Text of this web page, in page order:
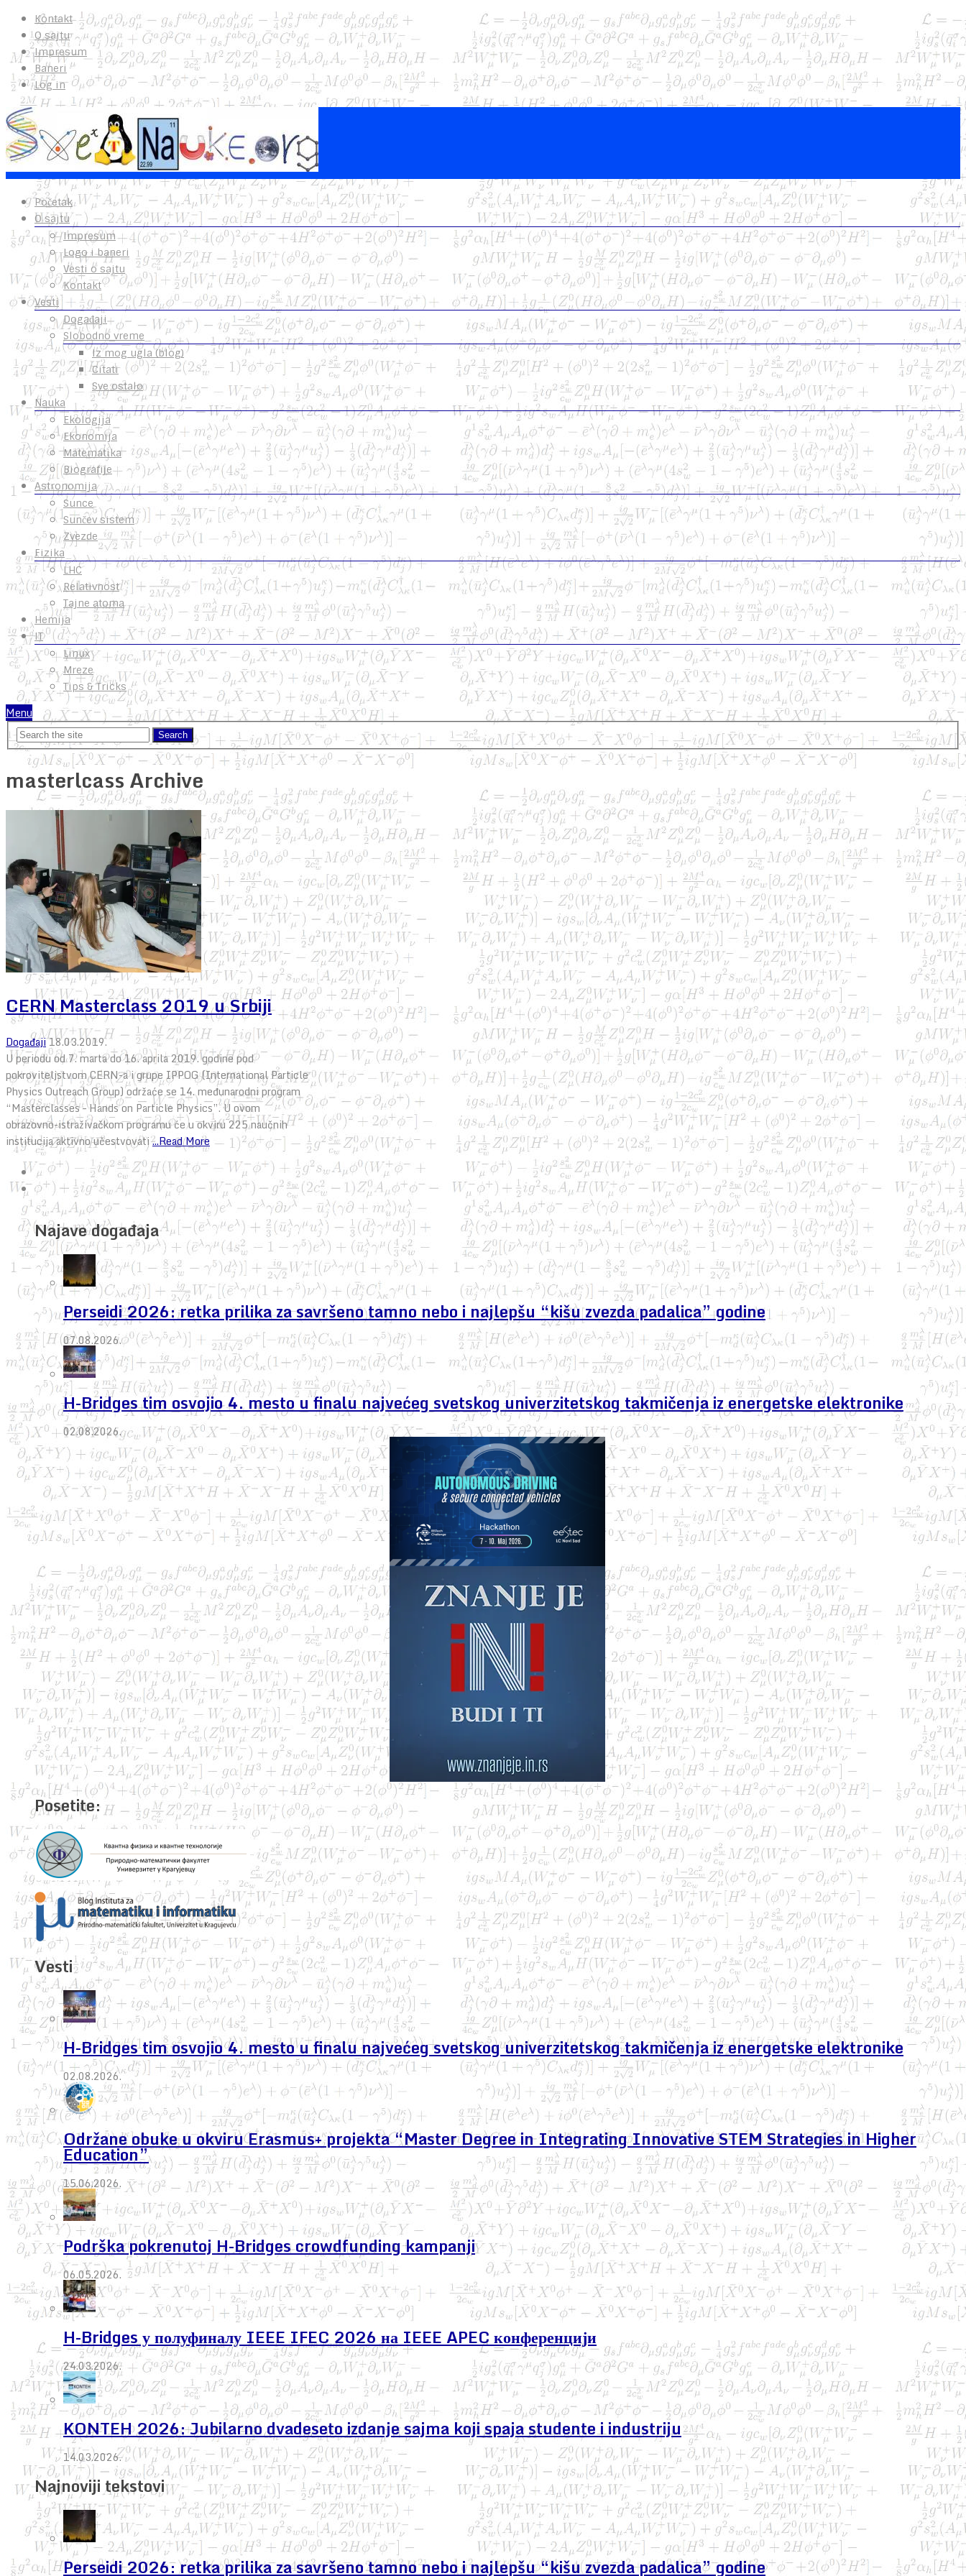
Kontakt
O sajtu
Impresum
Baneri
Log in
Početak
O sajtu
Impresum
Logo i baneri
Vesti o sajtu
Kontakt
Vesti
Događaji
Slobodno vreme
Iz mog ugla (blog)
Citati
Sve ostalo
Nauka
Ekologija
Ekonomija
Matematika
Biografije
Astronomija
Sunce
Sunčev sistem
Zvezde
Fizika
LHC
Relativnost
Tajne atoma
Hemija
IT
Linux
Mreze
Tips & Tricks
Menu
masterlcass Archive
CERN Masterclass 2019 u Srbiji
Događaji 18.03.2019.
U periodu od 7. marta do 16. aprila 2019. godine pod
pokroviteljstvom CERN-a i grupe IPPOG (International Particle
Physics Outreach Group) održaće se 14. međunarodni program
“Masterclasses – Hands on Particle Physics”. U ovom
obrazovno-istraživačkom programu će u okviru 225 naučnih
institucija aktivno učestvovati...Read More
Najave događaja
Perseidi 2026: retka prilika za savršeno tamno nebo i najlepšu “kišu zvezda padalica” godine
07.08.2026.
H-Bridges tim osvojio 4. mesto u finalu najvećeg svetskog univerzitetskog takmičenja iz energetske elektronike
02.08.2026.
Posetite:
Vesti
H-Bridges tim osvojio 4. mesto u finalu najvećeg svetskog univerzitetskog takmičenja iz energetske elektronike
02.08.2026.
Održane obuke u okviru Erasmus+ projekta “Master Degree in Integrating Innovative STEM Strategies in Higher
Education”
15.06.2026.
Podrška pokrenutoj H-Bridges crowdfunding kampanji
06.05.2026.
H-Bridges у полуфиналу IEEE IFEC 2026 на IEEE APEC конференцији
24.03.2026.
KONTEH 2026: Jubilarno dvadeseto izdanje sajma koji spaja studente i industriju
14.03.2026.
Najnoviji tekstovi
Perseidi 2026: retka prilika za savršeno tamno nebo i najlepšu “kišu zvezda padalica” godine